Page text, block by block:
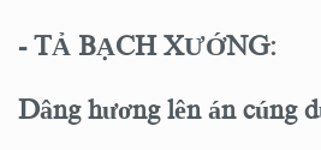
- TẢ BẠCH XƯỚNG:
Dâng hương lên án cúng